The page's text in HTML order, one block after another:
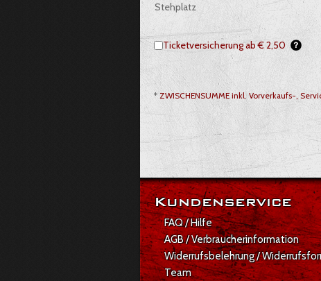
Stehplatz
Ticketversicherung ab € 2,50
* ZWISCHENSUMME inkl. Vorverkaufs-,
Gesamt: € 45,50
Kundenservice
FAQ / Hilfe
AGB / Verbraucherinformation
Widerrufsbelehrung /
Team